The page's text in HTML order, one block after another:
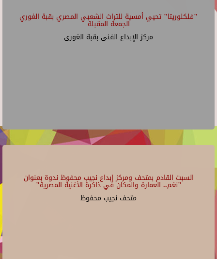
"فلكلوريتا" تحيي أمسية للتراث الشعبي المصري بقبة الغوري
الجمعة المقبلة
مركز الإبداع الفنى بقبة الغورى
السبت القادم بمتحف ومركز إبداع نجيب محفوظ ندوة بعنوان
"نغم.. العمارة والمكان في ذاكرة الأغنية المصرية"
متحف نجيب محفوظ